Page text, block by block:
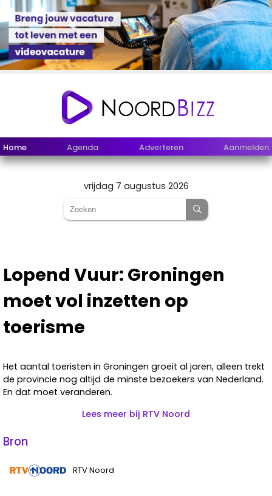
Home Agenda Adverteren Aanmelden
vrijdag 7 augustus 2026
Lopend Vuur: Groningen
moet vol inzetten op
toerisme
Het aantal toeristen in Groningen groeit al jaren, alleen trekt
de provincie nog altijd de minste bezoekers van Nederland.
En dat moet veranderen.
Lees meer bij RTV Noord
Bron
RTV Noord